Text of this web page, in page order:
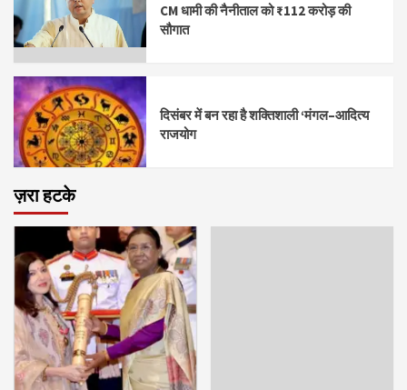
CM धामी की नैनीताल को ₹112 करोड़ की
सौगात
दिसंबर में बन रहा है शक्तिशाली ‘मंगल–आदित्य
राजयोग
ज़रा हटके